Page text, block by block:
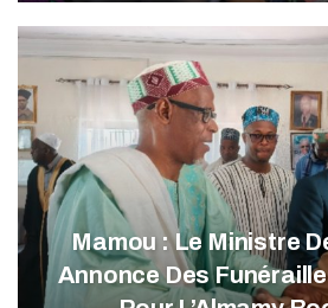
Mamou : Le Ministre
Annonce Des